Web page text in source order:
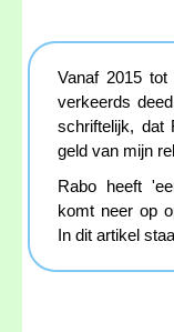
Vanaf 2015
verkeerds
schriftelijk, dat
geld van mijn
Rabo heeft
komt neer op
In dit artikel